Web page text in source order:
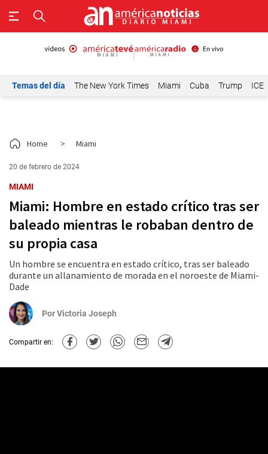
Temas del día The New York Times Miami Cuba Trump ICE
Home > Miami
20 de febrero de 2024
MIAMI
Miami: Hombre en estado crítico tras ser
baleado mientras le robaban dentro de
su propia casa
Un hombre se encuentra en estado crítico, tras ser baleado
durante un allanamiento de morada en el noroeste de Miami-
Dade
PorVictoria Joseph
Compartir en: